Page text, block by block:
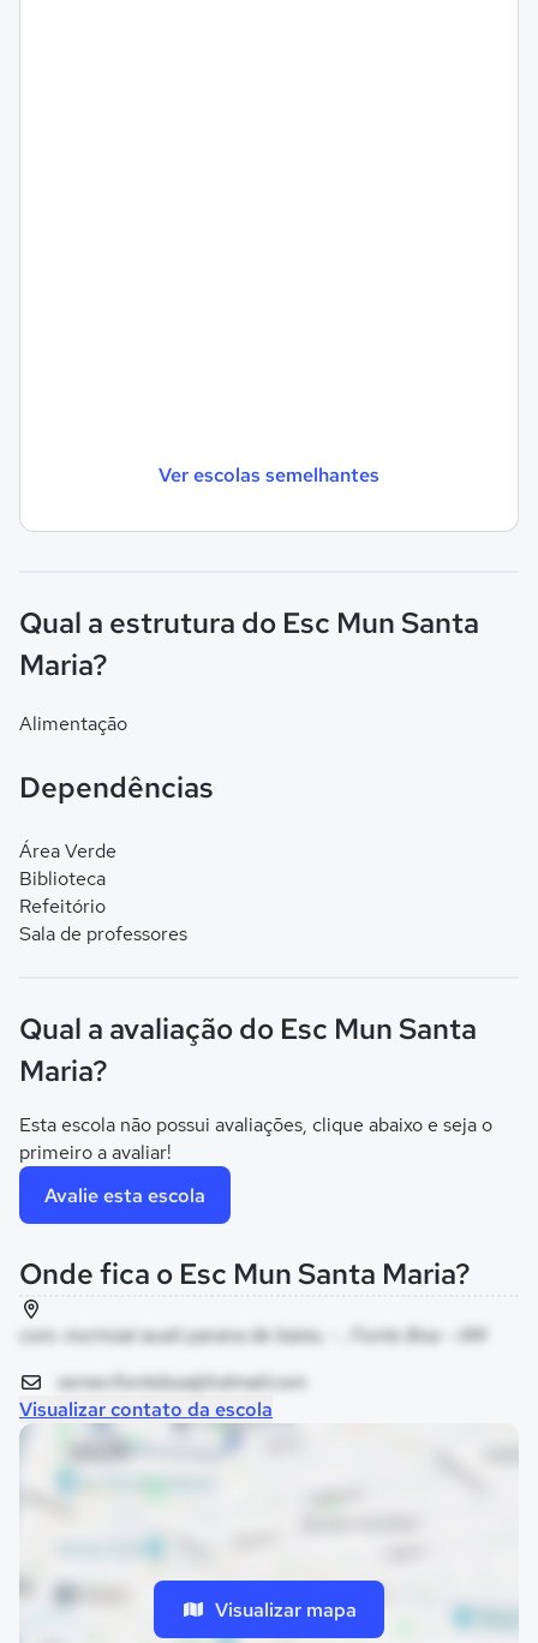
Ver escolas semelhantes
Qual a estrutura do Esc Mun Santa
Maria?
Alimentação
Dependências
Área Verde
Biblioteca
Refeitório
Sala de professores
Qual a avaliação do Esc Mun Santa
Maria?
Esta escola não possui avaliações, clique abaixo e seja o
primeiro a avaliar!
Avalie esta escola
Onde fica o Esc Mun Santa Maria?
com. murinzal auati parana de baixo, - , Fonte Boa - AM
semecfonteboa@hotmail.com
Visualizar contato da escola
Visualizar mapa